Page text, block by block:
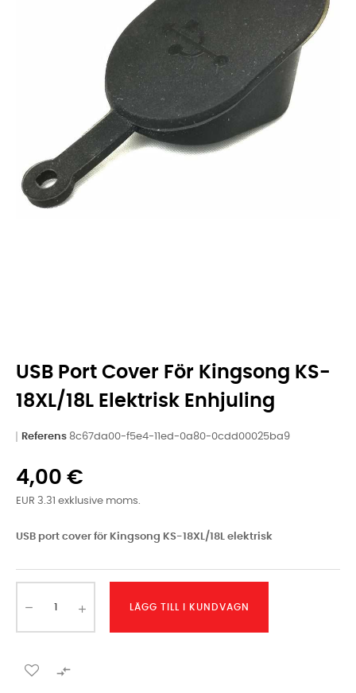
USB Port Cover För Kingsong KS-
18XL/18L Elektrisk Enhjuling
Referens 8c67da00-f5e4-11ed-0a80-0cdd00025ba9
4,00 €
EUR 3.31 exklusive moms.
USB port cover för Kingsong KS-18XL/18L elektrisk
LÄGG TILL I KUNDVAGN
